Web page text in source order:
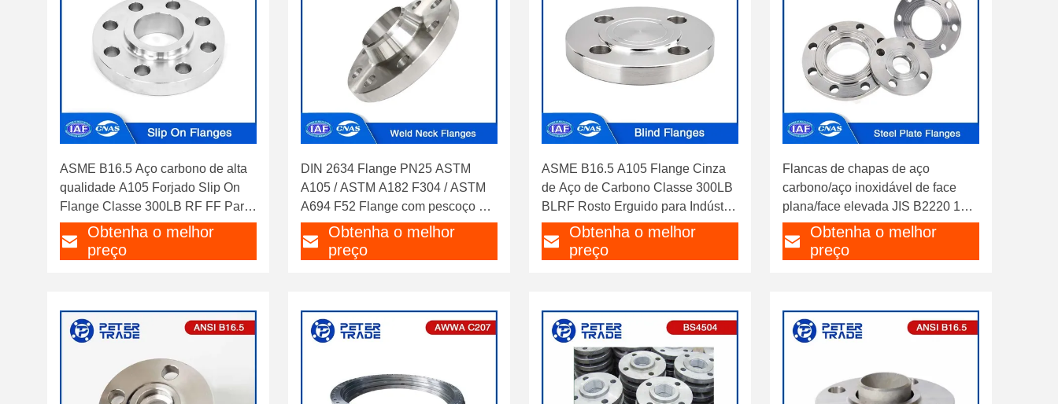
ASME B16.5 Aço carbono de alta
qualidade A105 Forjado Slip On
Flange Classe 300LB RF FF Para
a indústria do petróleo e gás
Obtenha o melhor
preço
DIN 2634 Flange PN25 ASTM
A105 / ASTM A182 F304 / ASTM
A694 F52 Flange com pescoço de
soldaObtenha o melhor
preço
ASME B16.5 A105 Flange Cinza
de Aço de Carbono Classe 300LB
BLRF Rosto Erguido para Indústria
QuímicaObtenha o melhor
preço
Flancas de chapas de aço
carbono/aço inoxidável de face
plana/face elevada JIS B2220 10K
10A-1500A Para a indústria de
energia e aquecimento
Obtenha o melhor
preço